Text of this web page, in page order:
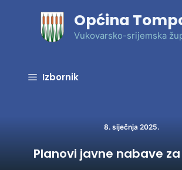
Općina
Vukovarsko-srijemska
Izbornik
8. siječnja 2025.
Planovi javne nabave za